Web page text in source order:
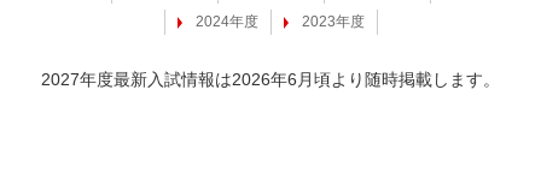
2024年度
2023年度
2027年度最新入試情報は2026年6月頃より随時掲載します。